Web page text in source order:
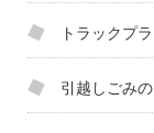
トラックプ
引越しごみ